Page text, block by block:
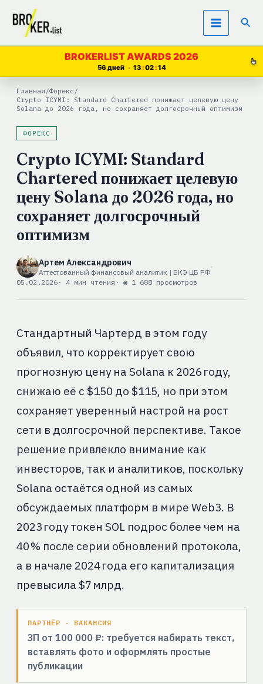
Перейти
содержимому
BROKERLIST AWARDS 2026
56 дней 13 02 13
Главная /Форекс /
Crypto ICYMI: Standard Chartered понижает целевую цену
Solana до 2026 года, но сохраняет долгосрочный оптимизм
ФОРЕКС
Crypto ICYMI: Standard
Chartered понижает целевую
цену Solana до 2026 года, но
сохраняет долгосрочный
оптимизм
Артем Александрович
Аттестованный финансовый аналитик | БКЭ ЦБ РФ
05.02.2026· 4 мин чтения · ◉ 1 688 просмотров
Стандартный Чартерд в этом году
объявил, что корректирует свою
прогнозную цену на Solana к 2026 году,
снижаю её с $150 до $115, но при этом
сохраняет уверенный настрой на рост
сети в долгосрочной перспективе. Такое
решение привлекло внимание как
инвесторов, так и аналитиков, поскольку
Solana остаётся одной из самых
обсуждаемых платформ в мире Web3. В
2023 году токен SOL подрос более чем на
40 % после серии обновлений протокола,
а в начале 2024 года его капитализация
превысила $7 млрд.
ПАРТНЁР · ВАКАНСИЯ
ЗП от 100 000 ₽: требуется набирать текст,
вставлять фото и оформлять простые
публикации